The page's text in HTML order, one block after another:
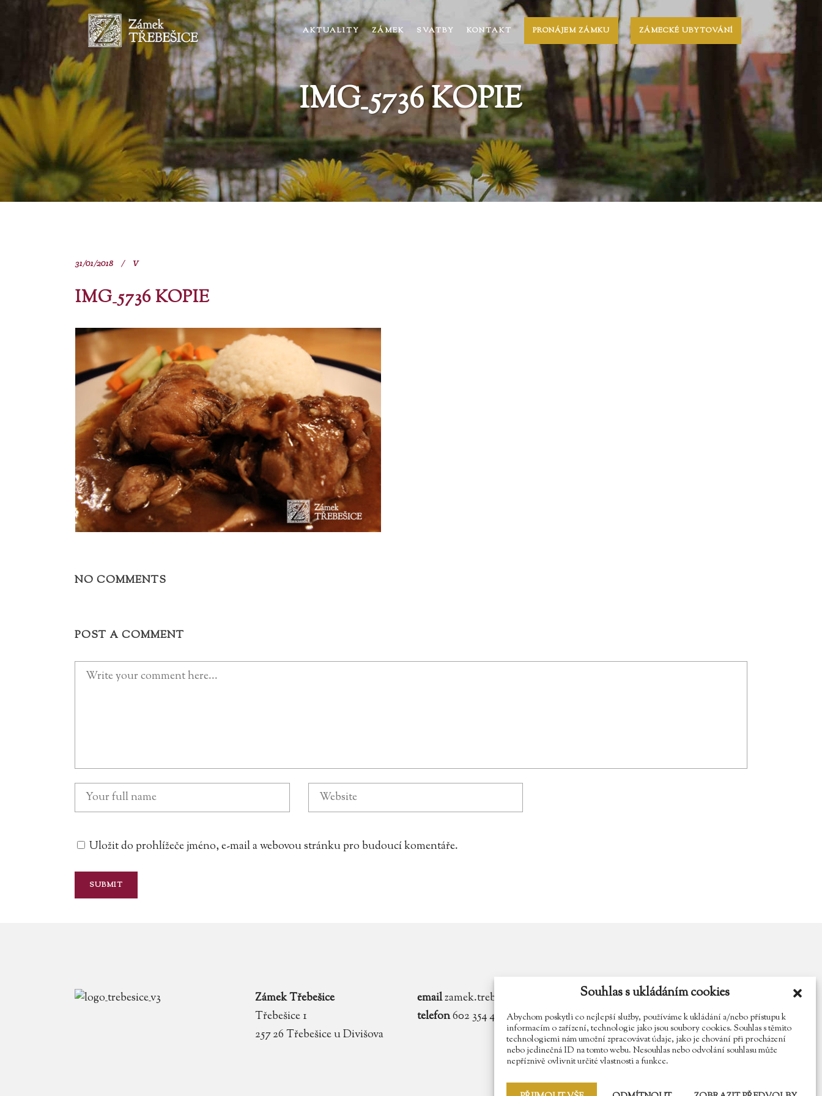
Souhlas s ukládáním cookies
Abychom poskytli co nejlepší služby, používáme k ukládání a/nebo přístupu k
informacím o zařízení, technologie jako jsou soubory cookies. Souhlas s těmito
technologiemi nám umožní zpracovávat údaje, jako je chování při procházení
nebo jedinečná ID na tomto webu. Nesouhlas nebo odvolání souhlasu může
nepříznivě ovlivnit určité vlastnosti a funkce.
AKTUALITY ZÁMEK SVATBY KONTAKT PRONÁJEM ZÁMKU ZÁMECKÉ UBYTOVÁNÍ
IMG_5736 KOPIE
31/01/2018 V
IMG_5736 KOPIE
NO COMMENTS
POST A COMMENT
Uložit do prohlížeče jméno, e-mail a webovou stránku pro budoucí komentáře.
Zámek Třebešice
Třebešice 1
257 26 Třebešice u Divišova
emailzamek.trebesice@volny.cz
telefon602 354 467
Najdete nás na Facebooku
Sledujte náš Instagram